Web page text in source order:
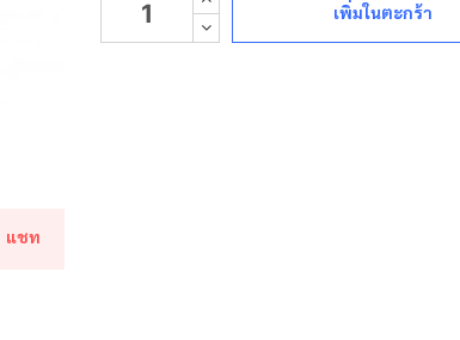
แชท
เพิ่มในตะกร้า